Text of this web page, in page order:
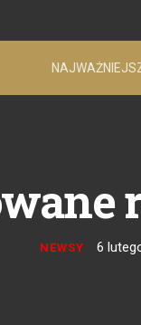
NEWSY 6